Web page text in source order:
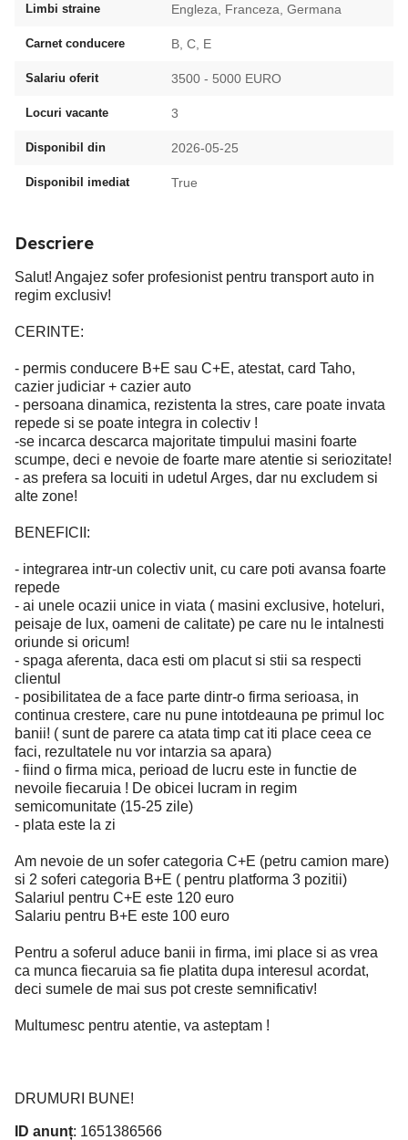
Limbi straine Engleza, Franceza, Germana
Carnet conducere B, C, E
Salariu oferit 3500 - 5000 EURO
Locuri vacante 3
Disponibil din 2026-05-25
Disponibil imediat True
Descriere
Salut! Angajez sofer profesionist pentru transport auto in
regim exclusiv!
CERINTE:
- permis conducere B+E sau C+E, atestat, card Taho,
cazier judiciar + cazier auto
- persoana dinamica, rezistenta la stres, care poate invata
repede si se poate integra in colectiv !
-se incarca descarca majoritate timpului masini foarte
scumpe, deci e nevoie de foarte mare atentie si seriozitate!
- as prefera sa locuiti in udetul Arges, dar nu excludem si
alte zone!
BENEFICII:
- integrarea intr-un colectiv unit, cu care poti avansa foarte
repede
- ai unele ocazii unice in viata ( masini exclusive, hoteluri,
peisaje de lux, oameni de calitate) pe care nu le intalnesti
oriunde si oricum!
- spaga aferenta, daca esti om placut si stii sa respecti
clientul
- posibilitatea de a face parte dintr-o firma serioasa, in
continua crestere, care nu pune intotdeauna pe primul loc
banii! ( sunt de parere ca atata timp cat iti place ceea ce
faci, rezultatele nu vor intarzia sa apara)
- fiind o firma mica, perioad de lucru este in functie de
nevoile fiecaruia ! De obicei lucram in regim
semicomunitate (15-25 zile)
- plata este la zi
Am nevoie de un sofer categoria C+E (petru camion mare)
si 2 soferi categoria B+E ( pentru platforma 3 pozitii)
Salariul pentru C+E este 120 euro
Salariu pentru B+E este 100 euro
Pentru a soferul aduce banii in firma, imi place si as vrea
ca munca fiecaruia sa fie platita dupa interesul acordat,
deci sumele de mai sus pot creste semnificativ!
Multumesc pentru atentie, va asteptam !
DRUMURI BUNE!
ID anunț: 1651386566